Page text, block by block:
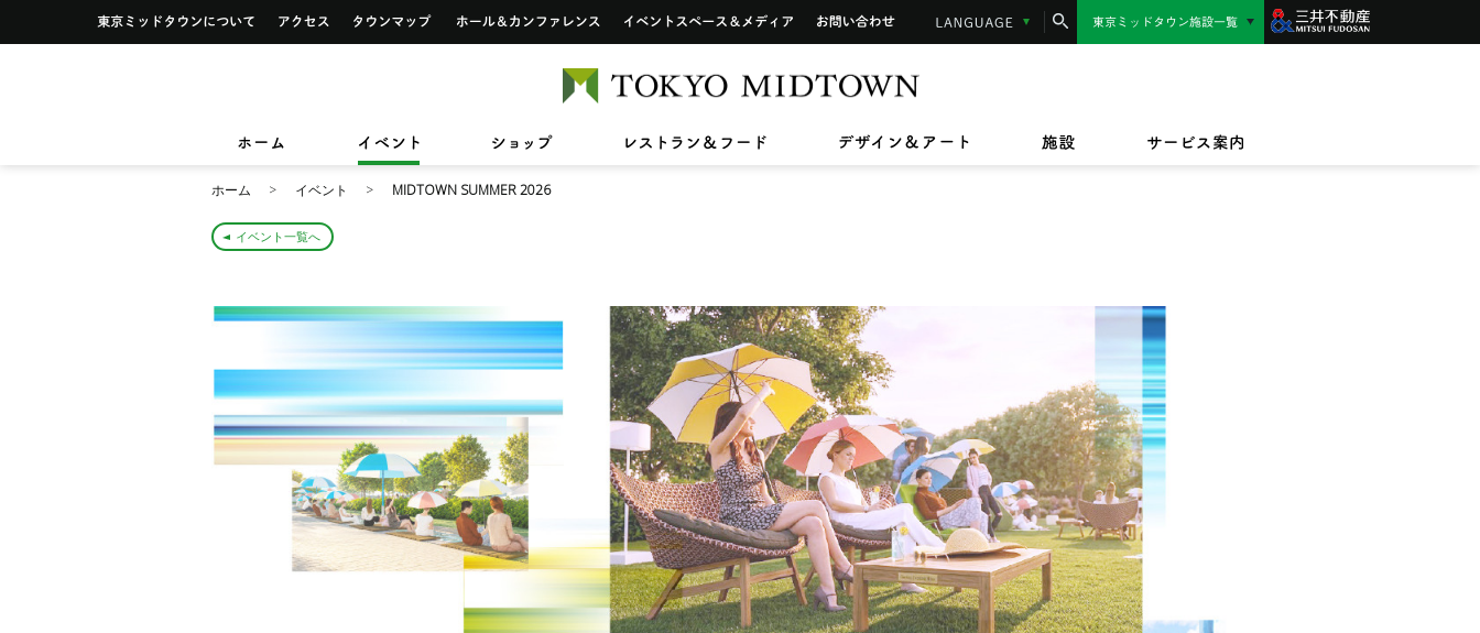
東京ミッドタウンについて
アクセス タウンマップ ホール&カンファレンス イベントスペース&メディア
お問い合わせ LANGUAGE東京ミッドタウン施設一覧
イベント レストラン&フード デザイン&アート施設 サービス案内
2026/6/26(金)〜8/6(木)
日本のグラフィックデザイン2026
2026/3/27(金)〜8/9(日)
ショップ検索
フロアガイド
2026/7/1(水)〜8/31(月)
ン》新規ご入会キャンペーン
レストラン＆フード検索
フロアガイド
2026/7/17(金)〜8/31(月)
アートワーク in 東京ミッドタウン
TOKYO MIDTOWN DESIGN LIVE 六本木未来会議
東京ミッドタウンクリニック
東京ミッドタウン レジデンス
ザ・リッツ・カールトン東京 東京ミッドタウン オフィス ビルボードライブ東京
サービス案内トップ インフォメーションカウンター コンシェルジュサービス
ご利用可能なカードについて
小さなお子様をお連れのお客様へ バリアフリーサービス ペット同伴のお客様へ
ホーム イベント MIDTOWN SUMMER 2026
イベント一覧へ